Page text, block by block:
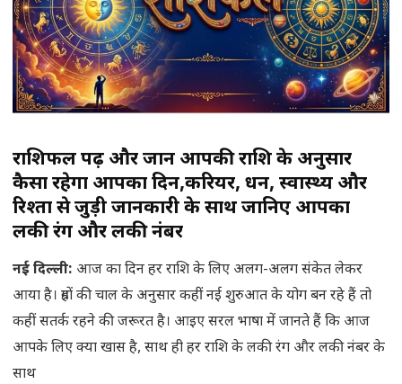
राशिफल पढ़ें और जानें आपकी राशि के अनुसार
कैसा रहेगा आपका दिन,करियर, धन, स्वास्थ्य और
रिश्तों से जुड़ी जानकारी के साथ जानिए आपका
लकी रंग और लकी नंबर
नई दिल्ली: आज का दिन हर राशि के लिए अलग-अलग संकेत लेकर
आया है। ग्रहों की चाल के अनुसार कहीं नई शुरुआत के योग बन रहे हैं तो
कहीं सतर्क रहने की जरूरत है। आइए सरल भाषा में जानते हैं कि आज
आपके लिए क्या खास है, साथ ही हर राशि के लकी रंग और लकी नंबर के
साथ